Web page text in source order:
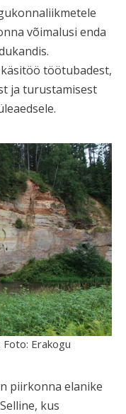
võimalusi enda
töötubadest,
ja turustamisest
Erakogu
piirkonna elanike
kus